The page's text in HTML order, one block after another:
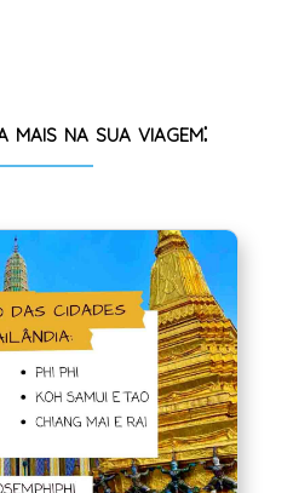
na sua viagem: